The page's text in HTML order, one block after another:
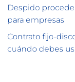
Despido
para empresas
Contrato fijo-
cuándo debes